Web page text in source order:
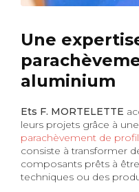
Une
aluminium
Ets F. MORTELETTE
leurs projets grâce à
parachèvement de
consiste à transformer
composants prêts à
techniques ou des